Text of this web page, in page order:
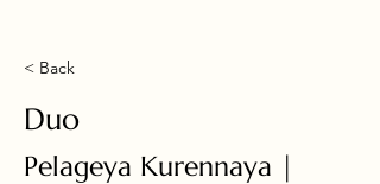
< Back
Duo
Pelageya Kurennaya |